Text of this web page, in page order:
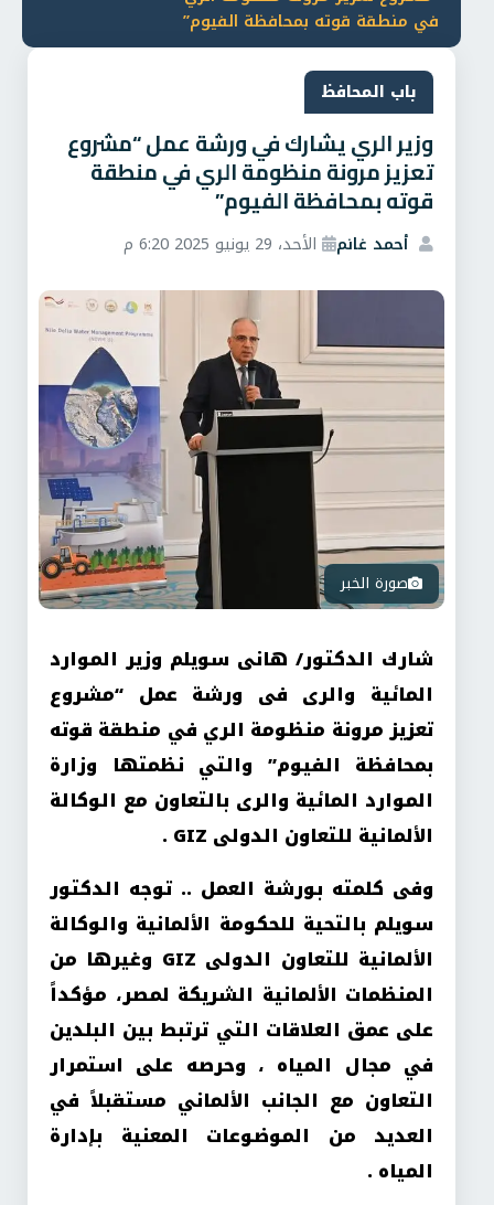
في منطقة قوته بمحافظة الفيوم”
باب المحافظ
وزير الري يشارك في ورشة عمل “مشروع
تعزيز مرونة منظومة الري في منطقة
قوته بمحافظة الفيوم”
أحمد غانم الأحد، 29 يونيو 2025 6:20 م
صورة الخبر
شارك الدكتور/ هانى سويلم وزير الموارد
المائية والرى فى ورشة عمل “مشروع
تعزيز مرونة منظومة الري في منطقة قوته
بمحافظة الفيوم” والتي نظمتها وزارة
الموارد المائية والرى بالتعاون مع الوكالة
الألمانية للتعاون الدولى GIZ .
وفى كلمته بورشة العمل .. توجه الدكتور
سويلم بالتحية للحكومة الألمانية والوكالة
الألمانية للتعاون الدولى GIZ وغيرها من
المنظمات الألمانية الشريكة لمصر، مؤكداً
على عمق العلاقات التي ترتبط بين البلدين
في مجال المياه ، وحرصه على استمرار
التعاون مع الجانب الألماني مستقبلاً في
العديد من الموضوعات المعنية بإدارة
المياه .